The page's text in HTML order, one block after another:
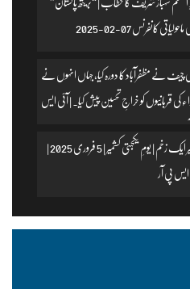
کانفرنس 07-02-2025
چیف نے مظفرآباد کا دورہ کیا، جہاں انہوں نے
کی قربانیوں کو خراجِ تحسین پیش کیا۔ | آئی ایس
کشمیر ایک زخم | یومِ یکجہتی کشمیر | 5 فروری 2025 |
پی آر